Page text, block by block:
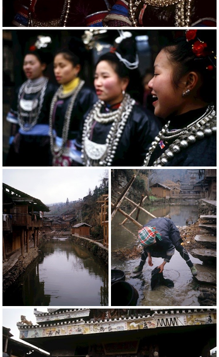
RM 20780
RM 20772 RM 20771